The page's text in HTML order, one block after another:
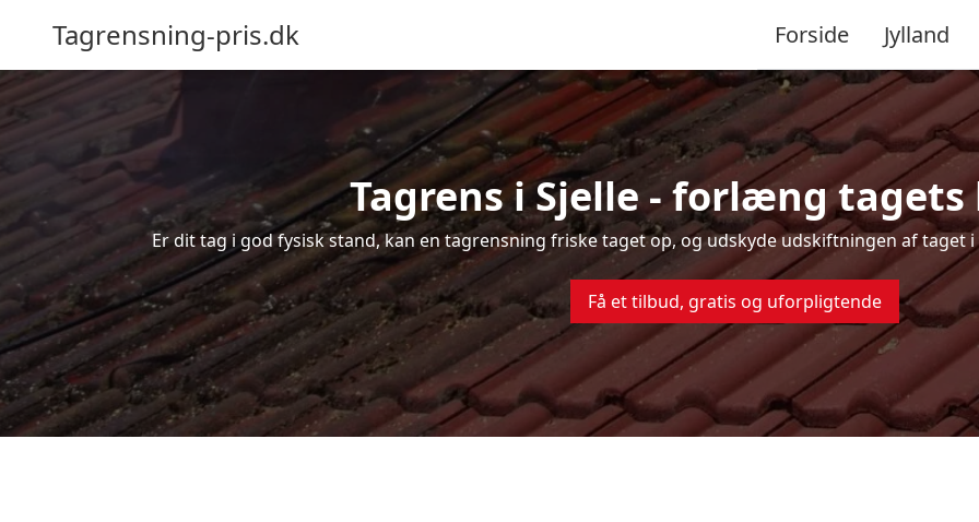
Tagrensning-pris.dk Forside Jylland
Tagrens i Sjelle - forlæng tagets
Er dit tag i god fysisk stand, kan en tagrensning friske taget op, og udskyde udskiftningen af taget i
Få et tilbud, gratis og uforpligtende